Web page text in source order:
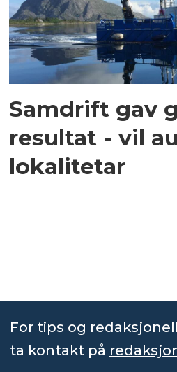
Samdrift gav
resultat - vil
lokalitetar
For tips og
ta kontakt på